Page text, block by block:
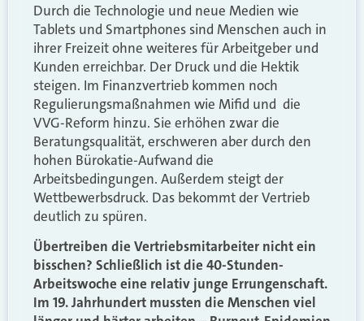
Durch die Technologie und neue Medien wie
Tablets und Smartphones sind Menschen auch in
ihrer Freizeit ohne weiteres für Arbeitgeber und
Kunden erreichbar. Der Druck und die Hektik
steigen. Im Finanzvertrieb kommen noch
Regulierungsmaßnahmen wie Mifid und die
VVG-Reform hinzu. Sie erhöhen zwar die
Beratungsqualität, erschweren aber durch den
hohen Bürokatie-Aufwand die
Arbeitsbedingungen. Außerdem steigt der
Wettbewerbsdruck. Das bekommt der Vertrieb
deutlich zu spüren.
Übertreiben die Vertriebsmitarbeiter nicht ein
bisschen? Schließlich ist die 40-Stunden-
Arbeitswoche eine relativ junge Errungenschaft.
Im 19. Jahrhundert mussten die Menschen viel